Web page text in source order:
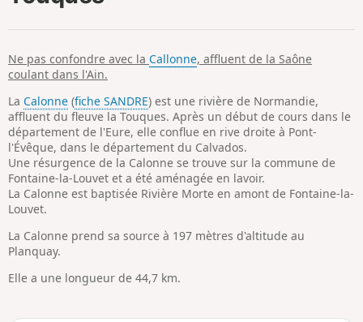
Ne pas confondre avec la Callonne, affluent de la Saône
coulant dans l'Ain.
La Calonne (fiche SANDRE) est une rivière de Normandie,
affluent du fleuve la Touques. Après un début de cours dans le
département de l'Eure, elle conflue en rive droite à Pont-
l'Évêque, dans le département du Calvados.
Une résurgence de la Calonne se trouve sur la commune de
Fontaine-la-Louvet et a été aménagée en lavoir.
La Calonne est baptisée Rivière Morte en amont de Fontaine-la-
Louvet.
La Calonne prend sa source à 197 mètres d'altitude au
Planquay.
Elle a une longueur de 44,7 km.